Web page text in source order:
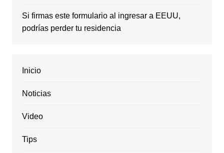
Si firmas este formulario al ingresar a EEUU,
podrías perder tu residencia
Inicio
Noticias
Video
Tips